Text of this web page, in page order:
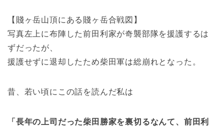
【賤ヶ岳山頂にある賤ヶ岳合戦図】
写真左上に布陣した前田利家が奇襲部隊を援護するは
ずだったが、
援護せずに退却したため柴田軍は総崩れとなった。
昔、若い頃にこの話を読んだ私は
「長年の上司だった柴田勝家を裏切るなんて、前田利